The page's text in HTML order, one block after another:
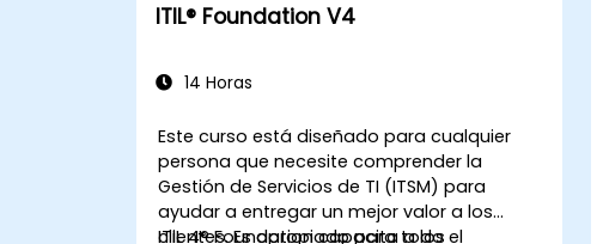
ITIL® Foundation V4
14 Horas
Este curso está diseñado para cualquier
persona que necesite comprender la
Gestión de Servicios de TI (ITSM) para
ayudar a entregar un mejor valor a los
clientes. Es apropiado para todo el
ITIL 4® Foundation capacita a los